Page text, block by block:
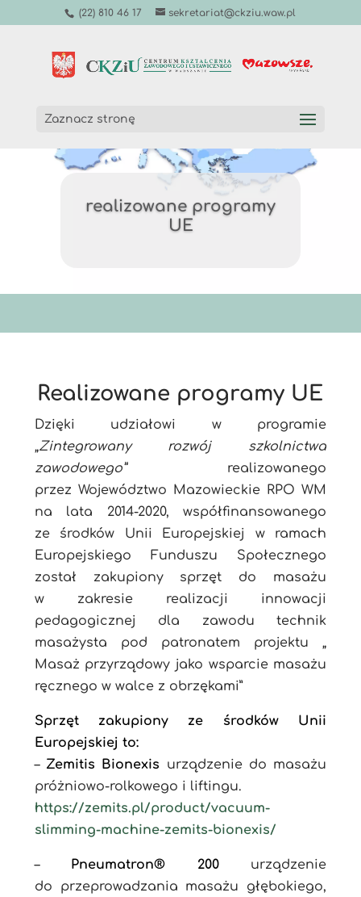
(22) 810 46 17 sekretariat@ckziu.waw.pl
Zaznacz stronę
realizowane programy
UE
Realizowane programy UE
Dzięki udziałowi w programie
„Zintegrowany rozwój szkolnictwa
zawodowego”realizowanego
przez Województwo Mazowieckie RPO WM
na lata 2014-2020, współfinansowanego
ze środków Unii Europejskiej w ramach
Europejskiego Funduszu Społecznego
został zakupiony sprzęt do masażu
w zakresie realizacji innowacji
pedagogicznej dla zawodu technik
masażysta pod patronatem projektu „
Masaż przyrządowy jako wsparcie masażu
ręcznego w walce z obrzękami”
Sprzęt zakupiony ze środków Unii
Europejskiej to:
– Zemitis Bionexis urządzenie do masażu
próżniowo-rolkowego i liftingu.
https://zemits.pl/product/vacuum-
slimming-machine-zemits-bionexis/
– Pneumatron® 200urządzenie
do przeprowadzania masażu głębokiego,